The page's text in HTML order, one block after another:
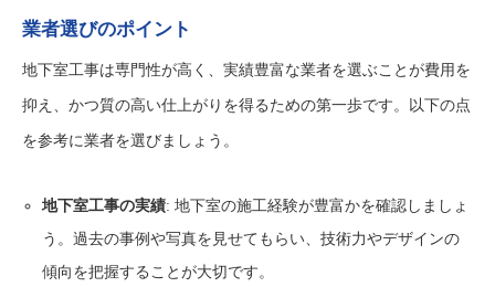
業者選びのポイント
地下室工事は専門性が高く、実績豊富な業者を選ぶことが費用を
抑え、かつ質の高い仕上がりを得るための第一歩です。以下の点
を参考に業者を選びましょう。
地下室工事の実績: 地下室の施工経験が豊富かを確認しましょ
う。過去の事例や写真を見せてもらい、技術力やデザインの
傾向を把握することが大切です。